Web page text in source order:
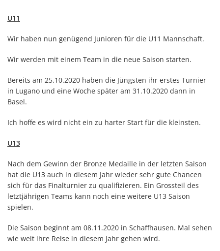
U11
Wir haben nun genügend Junioren für die U11 Mannschaft.
Wir werden mit einem Team in die neue Saison starten.
Bereits am 25.10.2020 haben die Jüngsten ihr erstes Turnier
in Lugano und eine Woche später am 31.10.2020 dann in
Basel.
Ich hoffe es wird nicht ein zu harter Start für die kleinsten.
U13
Nach dem Gewinn der Bronze Medaille in der letzten Saison
hat die U13 auch in diesem Jahr wieder sehr gute Chancen
sich für das Finalturnier zu qualifizieren. Ein Grossteil des
letztjährigen Teams kann noch eine weitere U13 Saison
spielen.
Die Saison beginnt am 08.11.2020 in Schaffhausen. Mal sehen
wie weit ihre Reise in diesem Jahr gehen wird.